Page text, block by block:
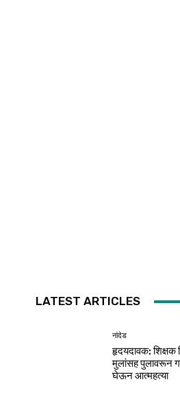
LATEST ARTICLES
नांदेड
हृदयदावक: शिक्षक
मुलांसह पुलावरून
घेऊन आत्महत्या